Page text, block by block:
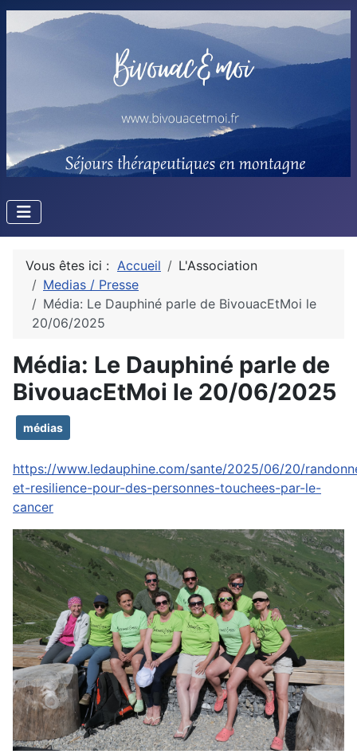
Vous êtes ici : Accueil
L'Association
Medias / Presse
Média: Le Dauphiné parle de BivouacEtMoi le
20/06/2025
Média: Le Dauphiné parle de
BivouacEtMoi le 20/06/2025
médias
https://www.ledauphine.com/sante/2025/06/20/
et-resilience-pour-des-personnes-touchees-par-le-
cancer